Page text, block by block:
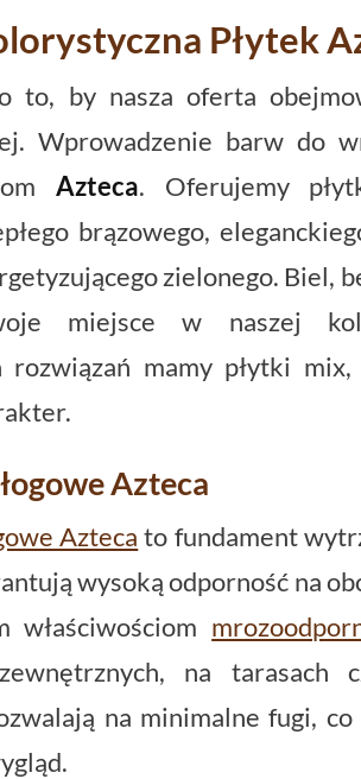
Płytek
to, by nasza oferta
Wprowadzenie barw do
Azteca. Oferujemy
brązowego,
zielonego. Biel,
miejsce w naszej
rozwiązań mamy płytki
Azteca
Azteca to fundament
wysoką odporność na
właściwościom
na tarasach
na minimalne fugi,